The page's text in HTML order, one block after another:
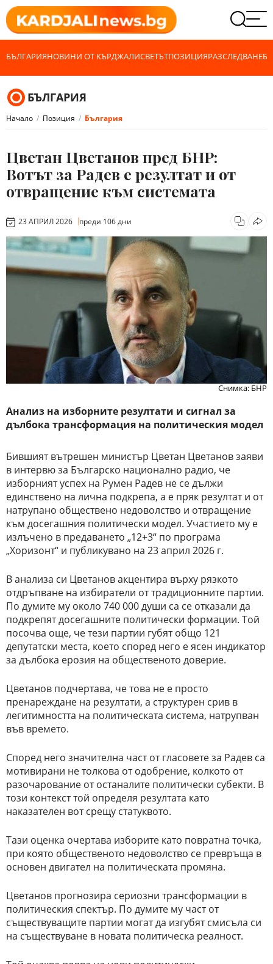
БЪЛГАРИЯНОВИНИ ОТ КЪРДЖАЛИСВЕТЪТПОЗИЦИЯРАЗСЛЕДВАНЕ
БЪЛГАРИЯ
Начало Позиция България
Цветан Цветанов пред БНР:
Вотът за Радев е резултат и от
отвращение към системата
23 АПРИЛ 2026 преди 106 дни
Снимка: БНР
Анализ на изборните резултати и сигнал за
дълбока трансформация на политическия модел
Бившият вътрешен министър Цветан Цветанов заяви
в интервю за Българско национално радио, че
изборният успех на Румен Радев не се дължи
единствено на лична подкрепа, а е пряк резултат и от
натрупано обществено недоволство и отвращение
към досегашния политически модел. Участието му е
излъчено в предаването „12+3“ по програма
„Хоризонт“ и публикувано на 23 април 2026 г.
В анализа си Цветанов акцентира върху рязкото
отдръпване на избиратели от традиционните партии.
По думите му около 740 000 души са се отказали да
подкрепят досегашните политически формации. Той
посочва още, че тези партии губят общо 121
депутатски места, което според него е ясен индикатор
за дълбока ерозия на общественото доверие.
Цветанов подчертава, че това не е просто
пренареждане на резултати, а структурен срив в
легитимността на политическата система, натрупван
във времето.
Според него значителна част от гласовете за Радев са
мотивирани не толкова от одобрение, колкото от
разочарование от останалите политически субекти. В
този контекст той определя резултата като
наказателен вот срещу статуквото.
Тази оценка очертава изборите като повратна точка,
при която общественото недоволство се превръща в
основен двигател на политическата промяна.
Цветанов прогнозира сериозни трансформации в
политическия спектър. По думите му част от
съществуващите партии могат да изгубят смисъла си
на съществуване в новата политическа реалност.